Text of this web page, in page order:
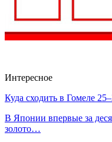
Интересное
Куда сходить в Гомеле
В Японии впервые за
золото…